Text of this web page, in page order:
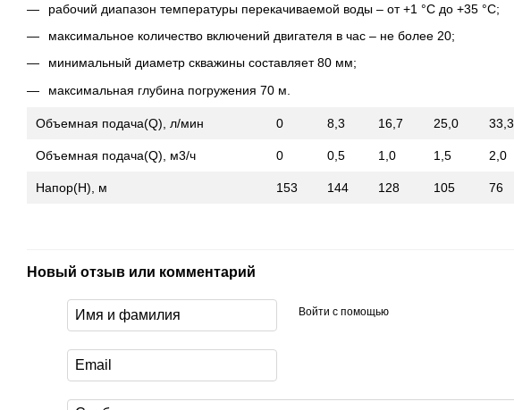
рабочий диапазон температуры перекачиваемой воды – от +1 °С до +35 °С;
максимальное количество включений двигателя в час – не более 20;
минимальный диаметр скважины составляет 80 мм;
максимальная глубина погружения 70 м.
Объемная подача(Q), л/мин 0 8,3 16,7 25,0 33,3
Объемная подача(Q), м3/ч 0 0,5 1,0 1,5 2,0
Напор(Н), м 153 144 128 105 76
Новый отзыв или комментарий
Войти с помощью